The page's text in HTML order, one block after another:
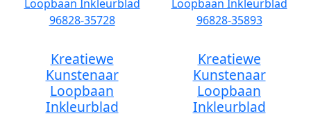
Kreatiewe
Kunstenaar
Loopbaan
Inkleurblad
Kreatiewe
Kunstenaar
Loopbaan
Inkleurblad